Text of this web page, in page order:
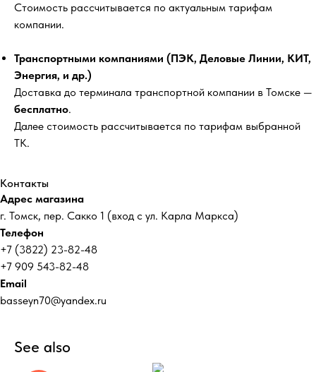
Стоимость рассчитывается по актуальным тарифам
компании.
Транспортными компаниями (ПЭК, Деловые Линии, КИТ,
Энергия, и др.)
Доставка до терминала транспортной компании в Томске —
бесплатно.
Далее стоимость рассчитывается по тарифам выбранной
ТК.
Контакты
Адрес магазина
г. Томск, пер. Сакко 1 (вход с ул. Карла Маркса)
Телефон
+7 (3822) 23-82-48
+7 909 543-82-48
Email
basseyn70@yandex.ru
See also